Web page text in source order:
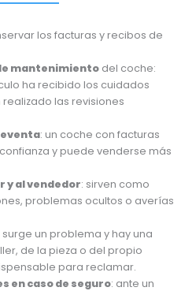
los facturas y recibos de
mantenimiento del coche:
ha recibido los cuidados
las revisiones
: un coche con facturas
y puede venderse más
y al vendedor: sirven como
problemas ocultos o averías
surge un problema y hay una
de la pieza o del propio
para reclamar.
en caso de seguro: ante un